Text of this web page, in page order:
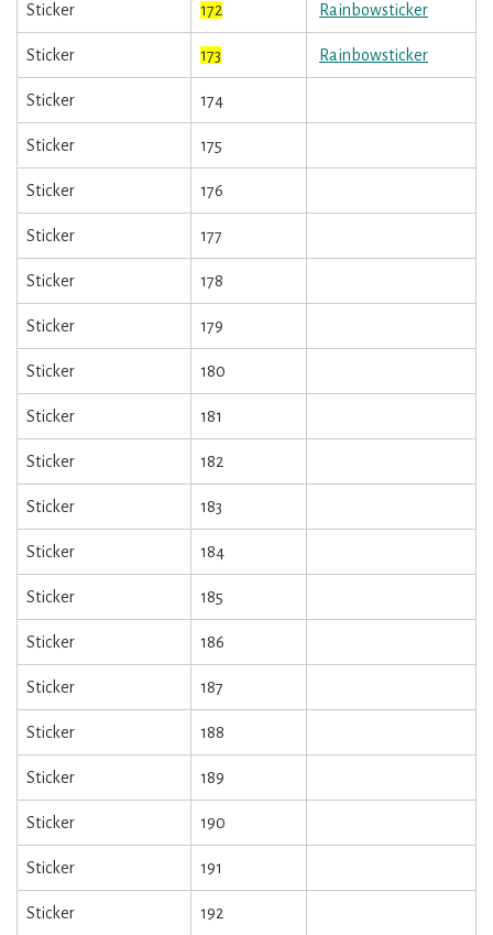
Sticker 172 Rainbowsticker
Sticker 173 Rainbowsticker
Sticker 174
Sticker 175
Sticker 176
Sticker 177
Sticker 178
Sticker 179
Sticker 180
Sticker 181
Sticker 182
Sticker 183
Sticker 184
Sticker 185
Sticker 186
Sticker 187
Sticker 188
Sticker 189
Sticker 190
Sticker 191
Sticker 192